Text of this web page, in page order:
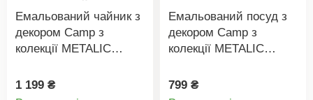
л
Емальований чайник з
декором Camp з
колекції METALIC
любить готувати на
природі. Чайник з
1 199 ₴
Емальований посуд з
декором Camp з
колекції METALIC
здорового
приготування їжі без
799 ₴